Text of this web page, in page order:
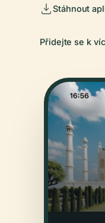
Stáhnout
Přidejte se k